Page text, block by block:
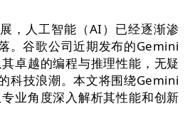
人工智能（AI）已经逐渐渗
。谷歌公司近期发布的Gemini
卓越的编程与推理性能，无疑
科技浪潮。本文将围绕Gemini
业角度深入解析其性能和创新